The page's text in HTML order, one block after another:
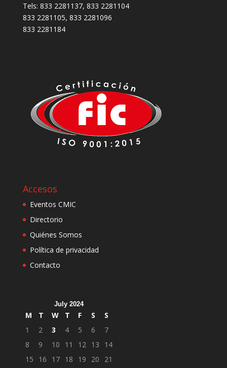
Tels: 833 2281137, 833 2281104
833 2281105, 833 2281096
833 2281184
Accesos
Eventos CMIC
Directorio
Quiénes Somos
Política de privacidad
Contacto
July 2024
M T W T F S
S
1
2 3 4 5 6
7
8
9 10 11 12 13
14
15
16 17 18 19 20 21